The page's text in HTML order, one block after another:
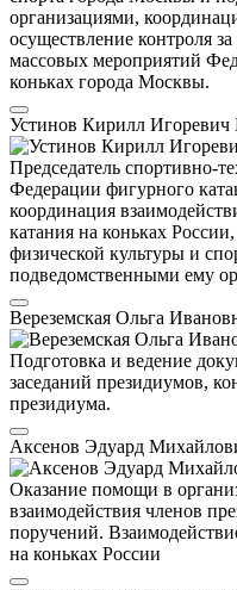
организациями,
осуществление контроля
массовых мероприятий
коньках города Москвы.
Устинов Кирилл Игоревич
Председатель спортивно-
Федерации фигурного
координация
катания на коньках
физической культуры и
подведомственными ему
Вереземская Ольга
Подготовка и ведение
заседаний президиумов,
президиума.
Аксенов Эдуард
Оказание помощи в
взаимодействия членов
поручений.
на коньках России